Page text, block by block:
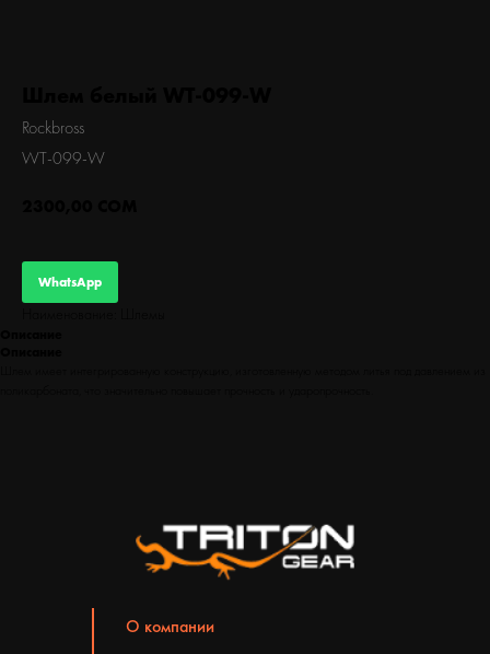
Rockbross
WT-099-W
WhatsApp
О компании